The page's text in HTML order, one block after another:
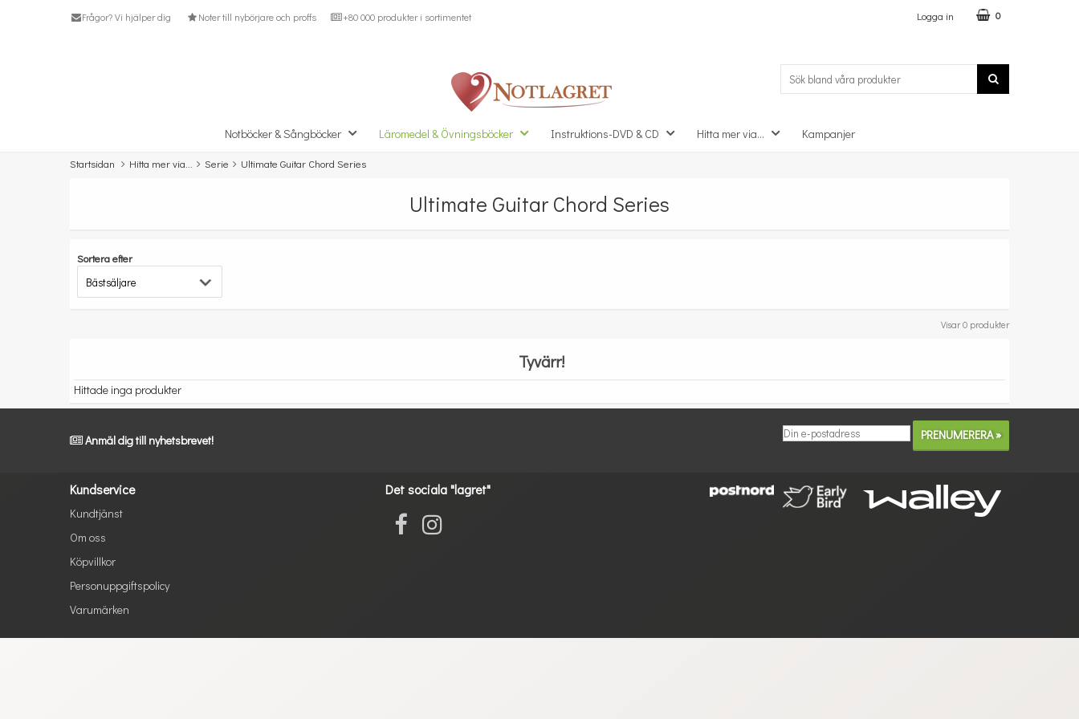
Frågor? Vi hjälper dig Noter till nybörjare och proffs +80 000 produkter i sortimentet Logga in 0
Notböcker & Sångböcker Läromedel & Övningsböcker Instruktions-DVD & CD Hitta mer via... Kampanjer
Startsidan Hitta mer via... Serie Ultimate Guitar Chord Series
Ultimate Guitar Chord Series
Sortera efter
Visar 0 produkter
Tyvärr!
Hittade inga produkter
Anmäl dig till nyhetsbrevet!
Kundservice
Kundtjänst
Om oss
Köpvillkor
Personuppgiftspolicy
Varumärken
Det sociala "lagret"